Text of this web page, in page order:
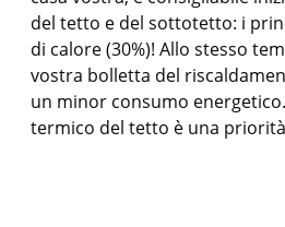
del tetto e del sottotetto: i
di calore (30%)! Allo stesso
vostra bolletta del
un minor consumo
termico del tetto è una